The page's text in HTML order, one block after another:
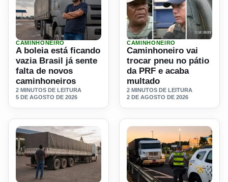
Ler materia: A boleia está ficando vazia Brasil já sente
CAMINHONEIRO
A boleia está ficando
vazia Brasil já sente
falta de novos
caminhoneiros
2 MINUTOS DE LEITURA
5 DE AGOSTO DE 2026
Ler materia: Caminhoneiro
CAMINHONEIRO
Caminhoneiro vai
trocar pneu no pátio
da PRF e acaba
multado
2 MINUTOS DE LEITURA
2 DE AGOSTO DE 2026